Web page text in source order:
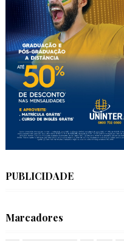
PUBLICIDADE
Marcadores